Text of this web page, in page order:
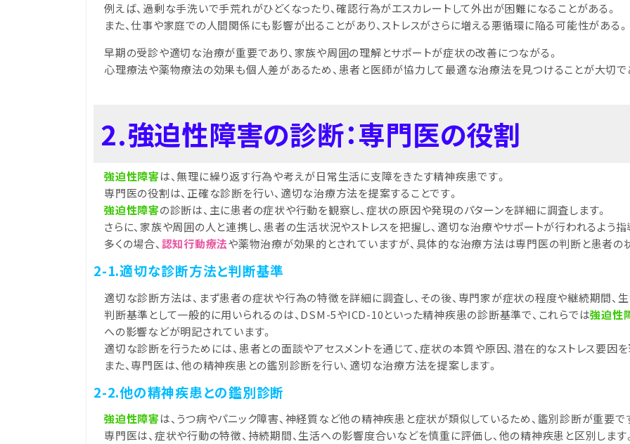
例えば、過剰な手洗いで手荒れがひどくなったり、確認行為がエスカレートして外出が困難になることがある。
また、仕事や家庭での人間関係にも影響が出ることがあり、ストレスがさらに増える悪循環に陥る可能性がある。
早期の受診や適切な治療が重要であり、家族や周囲の理解とサポートが症状の改善につながる。
心理療法や薬物療法の効果も個人差があるため、患者と医師が協力して最適な治療法を見つけることが大切で
2.強迫性障害の診断：専門医の役割
強迫性障害は、無理に繰り返す行為や考えが日常生活に支障をきたす精神疾患です。
専門医の役割は、正確な診断を行い、適切な治療方法を提案することです。
強迫性障害の診断は、主に患者の症状や行動を観察し、症状の原因や発現のパターンを詳細に調査します。
さらに、家族や周囲の人と連携し、患者の生活状況やストレスを把握し、適切な治療やサポートが行われるよう指
多くの場合、 認知行動療法や薬物治療が効果的とされていますが、具体的な治療方法は専門医の判断と患者の
2-1.適切な診断方法と判断基準
適切な診断方法は、まず患者の症状や行為の特徴を詳細に調査し、その後、専門家が症状の程度や継続期間、
判断基準として一般的に用いられるのは、DSM-5やICD-10といった精神疾患の診断基準で、これらでは強迫性
への影響などが明記されています。
適切な診断を行うためには、患者との面談やアセスメントを通じて、症状の本質や原因、潜在的なストレス要因
また、専門医は、他の精神疾患との鑑別診断を行い、適切な治療方法を提案します。
2-2.他の精神疾患との鑑別診断
強迫性障害は、うつ病やパニック障害、神経質など他の精神疾患と症状が類似しているため、鑑別診断が重要で
専門医は、症状や行動の特徴、持続期間、生活への影響度合いなどを慎重に評価し、他の精神疾患と区別します